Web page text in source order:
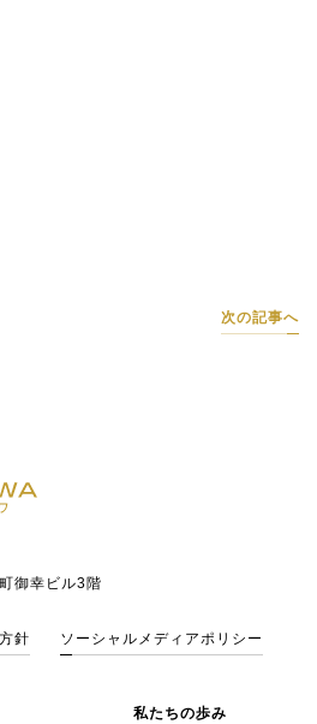
次の記事へ
御幸ビル3階
針 ソーシャルメディアポリシー
私たちの歩み